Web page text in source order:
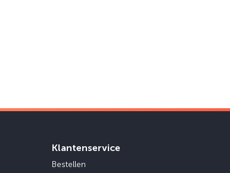
Klantenservice
Bestellen